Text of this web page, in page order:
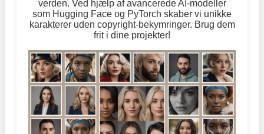
verden. Ved hjælp af avancerede AI-modeller
som Hugging Face og PyTorch skaber vi unikke
karakterer uden copyright-bekymringer. Brug dem
frit i dine projekter!